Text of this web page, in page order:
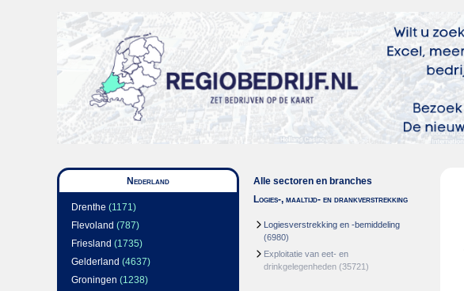
Nederland
Drenthe (1171)
Flevoland (787)
Friesland (1735)
Gelderland (4637)
Groningen (1238)
Alle sectoren en branches
Logies-, maaltijd- en drankverstrekking
Logiesverstrekking en -bemiddeling
(6980)
Exploitatie van eet- en
drinkgelegenheden (35721)